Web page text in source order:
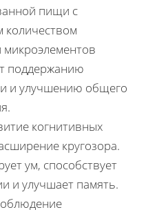
пищи с
количеством
поддержанию
и улучшению общего
когнитивных
кругозора.
ум, способствует
и улучшает память.